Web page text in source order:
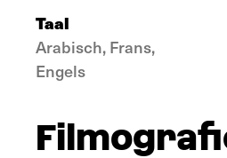
Taal
Arabisch, Frans,
Engels